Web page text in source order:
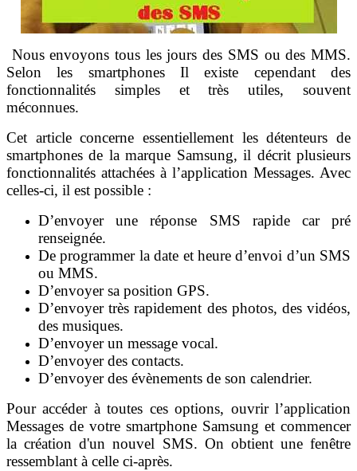
Nous envoyons tous les jours des SMS ou des MMS.
Selon les smartphones Il existe cependant des
fonctionnalités simples et très utiles, souvent
méconnues.
Cet article concerne essentiellement les détenteurs de
smartphones de la marque Samsung, il décrit plusieurs
fonctionnalités attachées à l’application Messages. Avec
celles-ci, il est possible :
D’envoyer une réponse SMS rapide car pré
renseignée.
De programmer la date et heure d’envoi d’un SMS
ou MMS.
D’envoyer sa position GPS.
D’envoyer très rapidement des photos, des vidéos,
des musiques.
D’envoyer un message vocal.
D’envoyer des contacts.
D’envoyer des évènements de son calendrier.
Pour accéder à toutes ces options, ouvrir l’application
Messages de votre smartphone Samsung et commencer
la création d'un nouvel SMS. On obtient une fenêtre
ressemblant à celle ci-après.